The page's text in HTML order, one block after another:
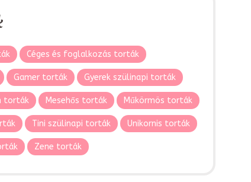
Céges és foglalkozás torták
Gamer torták Gyerek szülinapi torták
torták Mesehős torták Műkörmös torták
Tini szülinapi torták Unikornis torták
Zene torták